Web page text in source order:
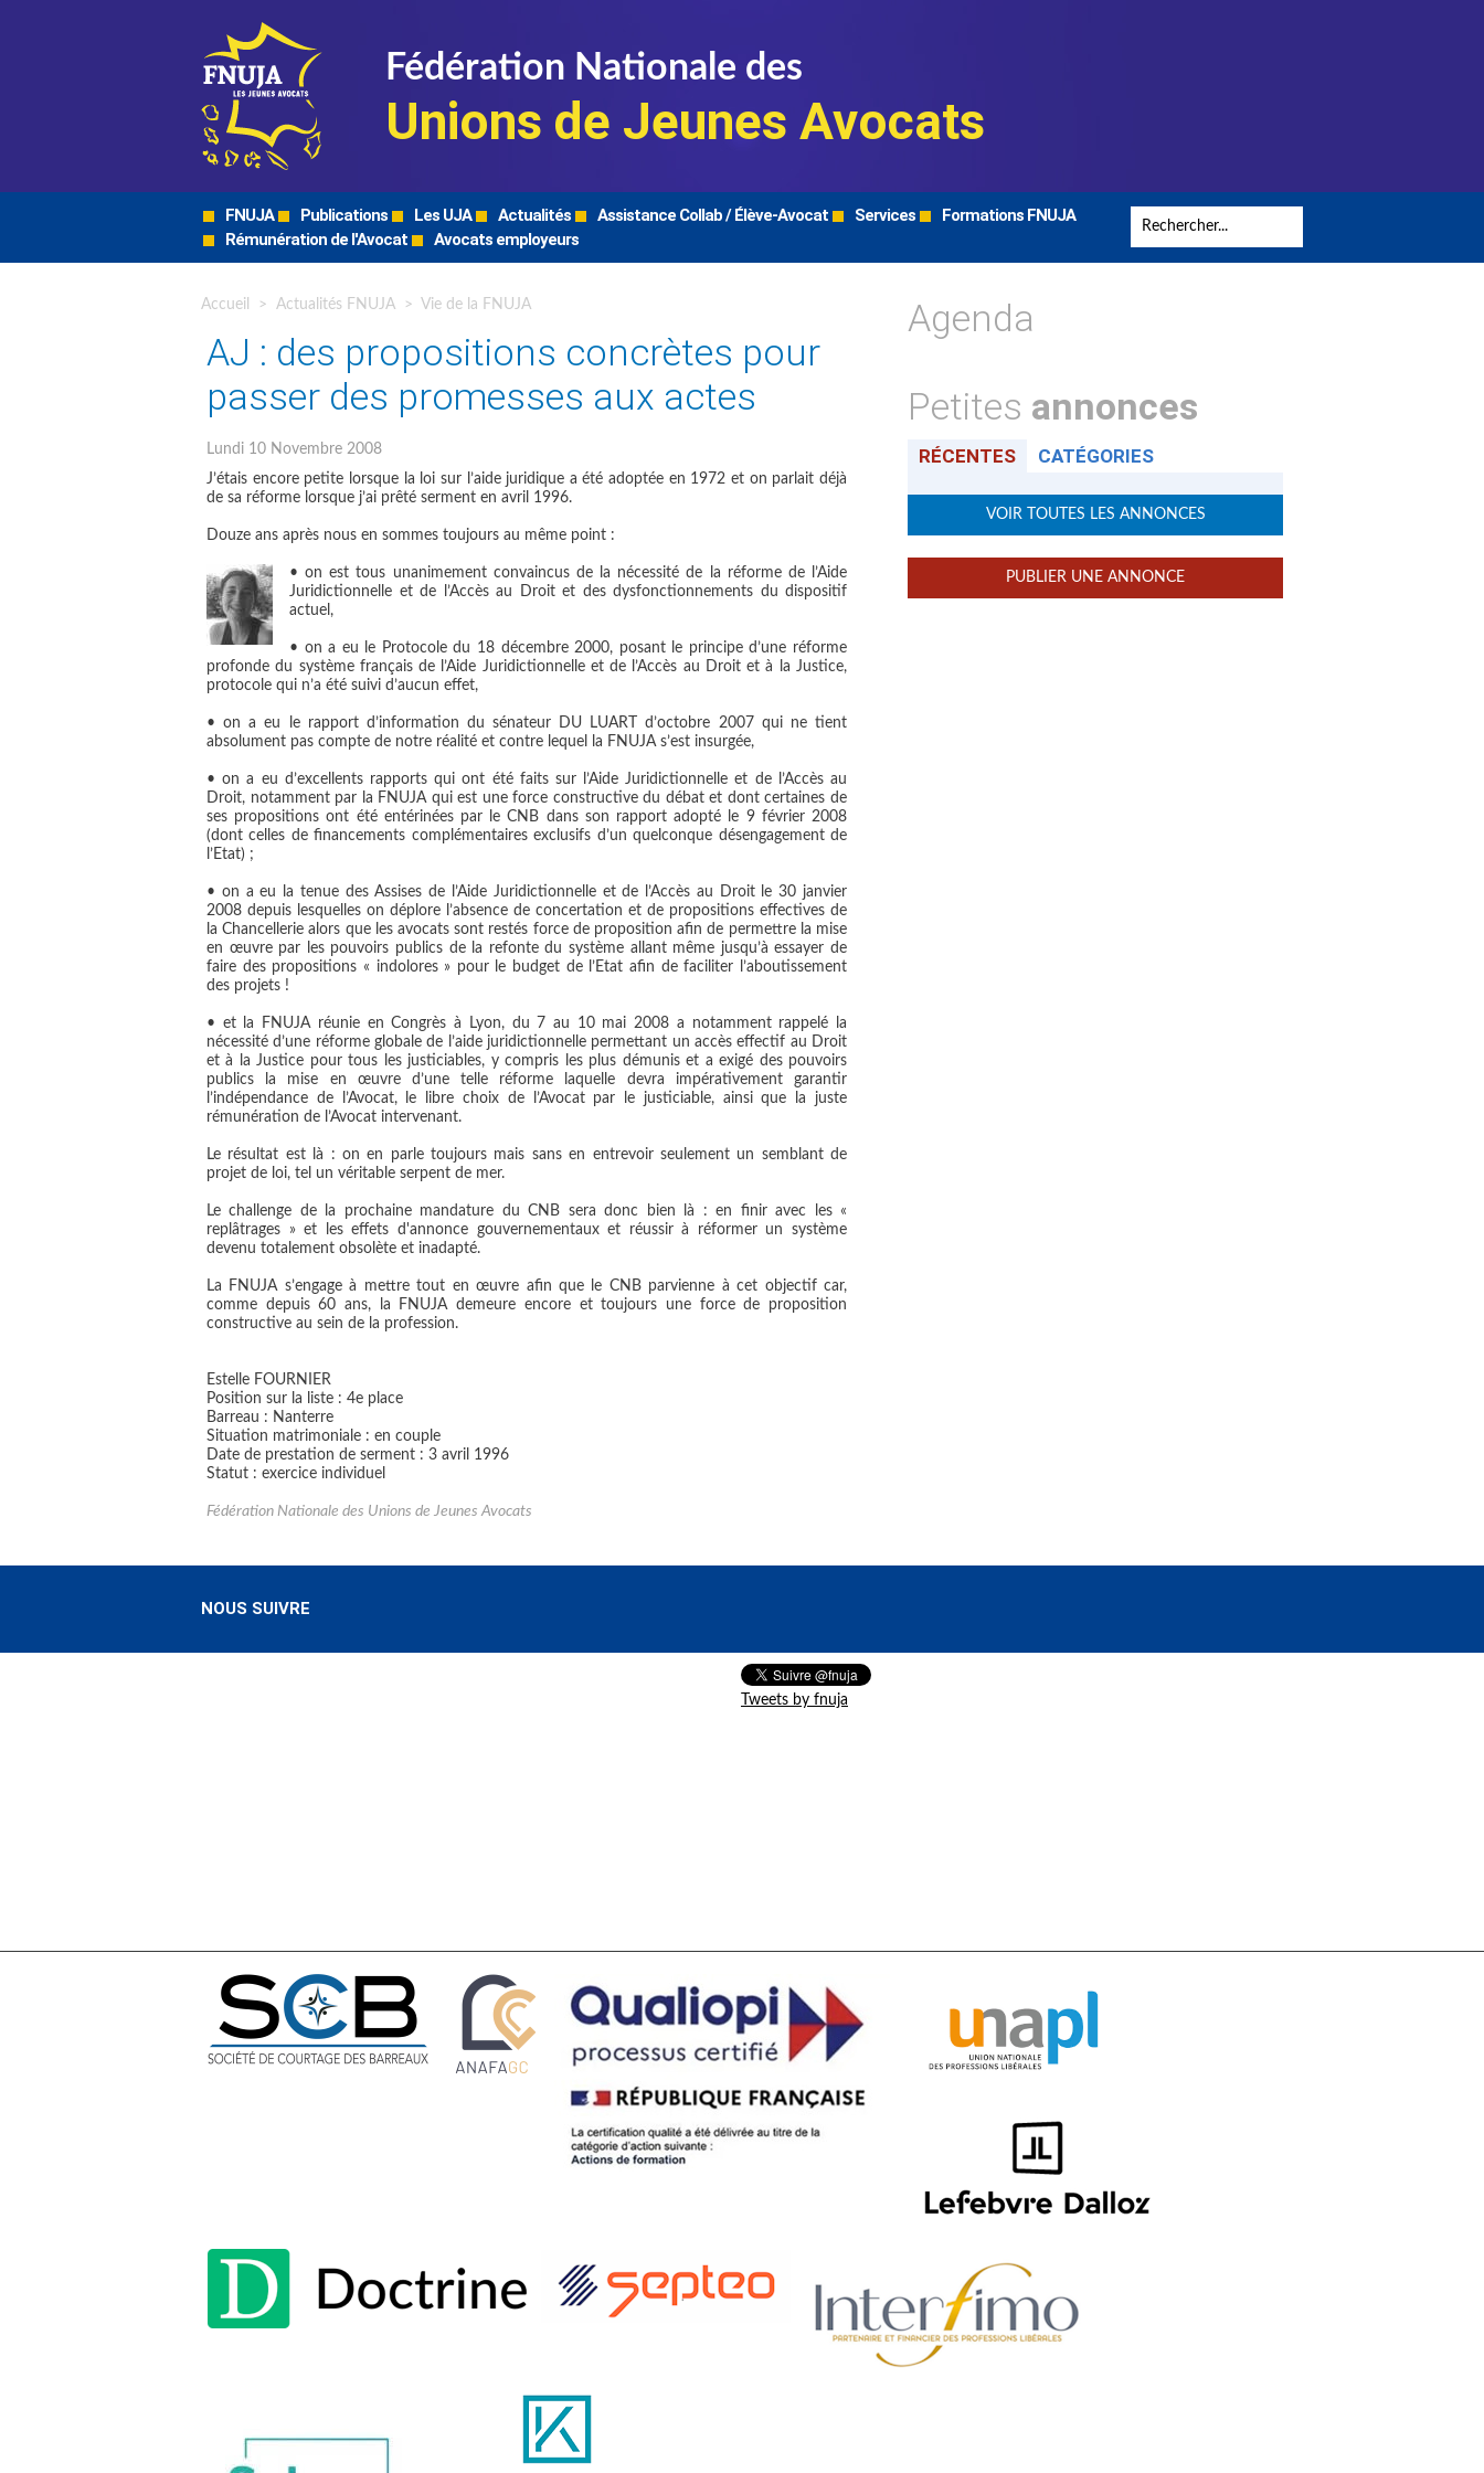
Fédération Nationale des
Unions de Jeunes Avocats
FNUJA Publications Les UJA Actualités Assistance Collab / Élève-Avocat Services
Formations FNUJA
Rémunération de l'Avocat
Avocats employeurs
Accueil > Actualités FNUJA > Vie de la FNUJA
AJ : des propositions concrètes pour
passer des promesses aux actes
Lundi 10 Novembre 2008
J’étais encore petite lorsque la loi sur l’aide juridique a été adoptée en 1972 et on parlait déjà
de sa réforme lorsque j’ai prêté serment en avril 1996.
Douze ans après nous en sommes toujours au même point :
• on est tous unanimement convaincus de la nécessité de la réforme de l’Aide
Juridictionnelle et de l’Accès au Droit et des dysfonctionnements du dispositif
actuel,
• on a eu le Protocole du 18 décembre 2000, posant le principe d’une réforme
profonde du système français de l’Aide Juridictionnelle et de l’Accès au Droit et à la Justice,
protocole qui n’a été suivi d’aucun effet,
• on a eu le rapport d’information du sénateur DU LUART d’octobre 2007 qui ne tient
absolument pas compte de notre réalité et contre lequel la FNUJA s’est insurgée,
• on a eu d’excellents rapports qui ont été faits sur l’Aide Juridictionnelle et de l’Accès au
Droit, notamment par la FNUJA qui est une force constructive du débat et dont certaines de
ses propositions ont été entérinées par le CNB dans son rapport adopté le 9 février 2008
(dont celles de financements complémentaires exclusifs d’un quelconque désengagement de
l’Etat) ;
• on a eu la tenue des Assises de l’Aide Juridictionnelle et de l’Accès au Droit le 30 janvier
2008 depuis lesquelles on déplore l’absence de concertation et de propositions effectives de
la Chancellerie alors que les avocats sont restés force de proposition afin de permettre la mise
en œuvre par les pouvoirs publics de la refonte du système allant même jusqu’à essayer de
faire des propositions « indolores » pour le budget de l’Etat afin de faciliter l’aboutissement
des projets !
• et la FNUJA réunie en Congrès à Lyon, du 7 au 10 mai 2008 a notamment rappelé la
nécessité d’une réforme globale de l’aide juridictionnelle permettant un accès effectif au Droit
et à la Justice pour tous les justiciables, y compris les plus démunis et a exigé des pouvoirs
publics la mise en œuvre d’une telle réforme laquelle devra impérativement garantir
l’indépendance de l’Avocat, le libre choix de l’Avocat par le justiciable, ainsi que la juste
rémunération de l’Avocat intervenant.
Le résultat est là : on en parle toujours mais sans en entrevoir seulement un semblant de
projet de loi, tel un véritable serpent de mer.
Le challenge de la prochaine mandature du CNB sera donc bien là : en finir avec les «
replâtrages » et les effets d'annonce gouvernementaux et réussir à réformer un système
devenu totalement obsolète et inadapté.
La FNUJA s’engage à mettre tout en œuvre afin que le CNB parvienne à cet objectif car,
comme depuis 60 ans, la FNUJA demeure encore et toujours une force de proposition
constructive au sein de la profession.
Estelle FOURNIER
Position sur la liste : 4e place
Barreau : Nanterre
Situation matrimoniale : en couple
Date de prestation de serment : 3 avril 1996
Statut : exercice individuel
Fédération Nationale des Unions de Jeunes Avocats
Agenda
Petites annonces
RÉCENTES CATÉGORIES
VOIR TOUTES LES ANNONCES
PUBLIER UNE ANNONCE
NOUS SUIVRE
Tweets by fnuja